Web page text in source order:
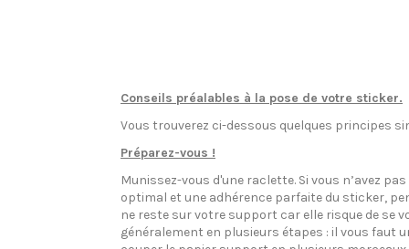
Conseils préalables à la pose de votre sticker.
Vous trouverez ci-dessous quelques principes
Préparez-vous !
Munissez-vous d'une raclette. Si vous n’avez
optimal et une adhérence parfaite du sticker,
ne reste sur votre support car elle risque de se
généralement en plusieurs étapes : il vous faut